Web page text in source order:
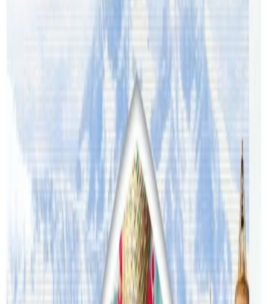
प्रतिक्रिया दिनुहोस
अष्ट्रेलियामा नर्सको तलब पाँचौं पटक वृद्धि
२०२६ अगस्ट ३
अस्ट्रेलियामा विवाह घट्यो, बढ्यो सम्बन्धविच्छेद
२०२६ जुलाई २९
थापाथलीबाट अष्ट्रेलियाका घरको डिजाइन
२०२६ जुलाई २७